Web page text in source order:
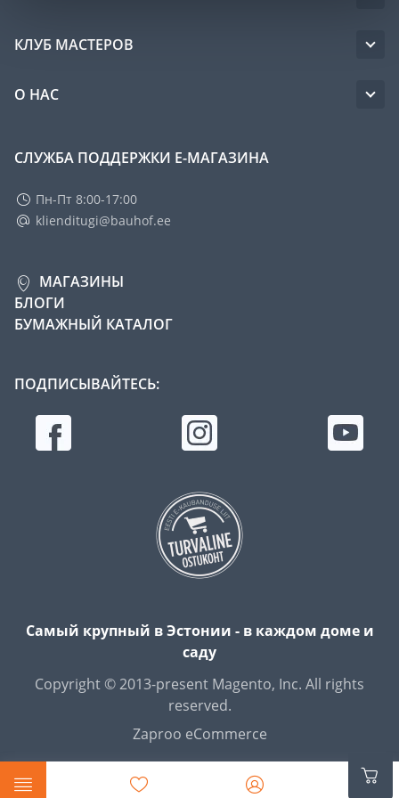
КЛУБ МАСТЕРОВ
О НАС
СЛУЖБА ПОДДЕРЖКИ Е-МАГАЗИНА
Пн-Пт 8:00-17:00
klienditugi@bauhof.ee
МАГАЗИНЫ
БЛОГИ
БУМАЖНЫЙ КАТАЛОГ
ПОДПИСЫВАЙТЕСЬ:
Самый крупный в Эстонии - в каждом доме и
саду
Copyright © 2013-present Magento, Inc. All rights
reserved.
Zaproo eCommerce